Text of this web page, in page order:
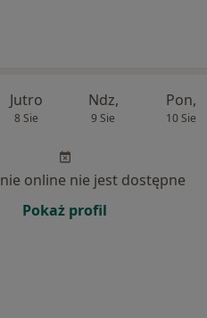
Jutro
8 Sie
Ndz,
9 Sie
Pon,
10 Sie
online nie jest dostępne
Pokaż profil